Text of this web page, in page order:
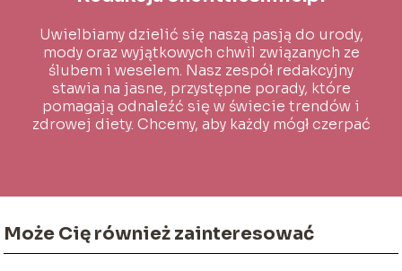
Uwielbiamy dzielić się naszą pasją do urody,
mody oraz wyjątkowych chwil związanych ze
ślubem i weselem. Nasz zespół redakcyjny
stawia na jasne, przystępne porady, które
pomagają odnaleźć się w świecie trendów i
zdrowej diety. Chcemy, aby każdy mógł czerpać
Może Cię również zainteresować